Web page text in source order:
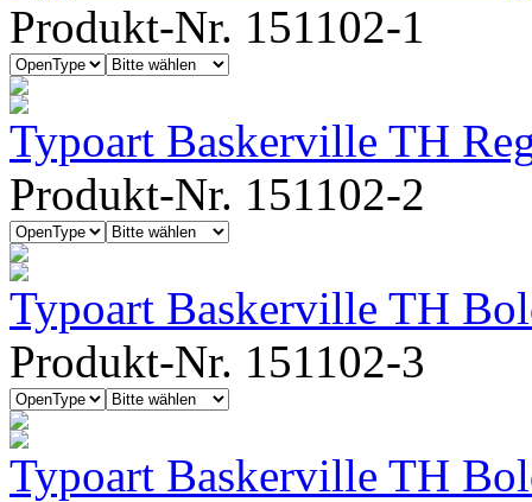
Produkt-Nr. 151102-1
Typoart Baskerville TH
Produkt-Nr. 151102-2
Typoart Baskerville TH
Produkt-Nr. 151102-3
Typoart Baskerville TH